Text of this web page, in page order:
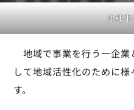
沖縄
地域で事業を行う一企業
して地域活性化のために
す。